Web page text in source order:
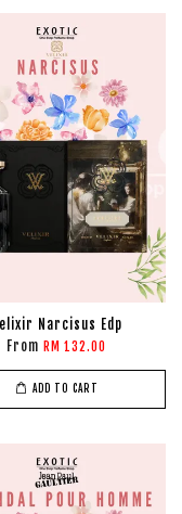
Narcisus Edp
From RM 132.00
ADD TO CART